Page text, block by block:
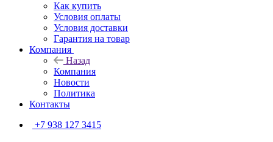
Как купить
Условия оплаты
Условия доставки
Гарантия на товар
Компания
Назад
Компания
Новости
Политика
Контакты
+7 938 127 3415